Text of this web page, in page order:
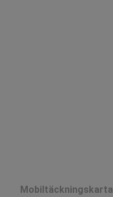
Mobiltäckningskarta